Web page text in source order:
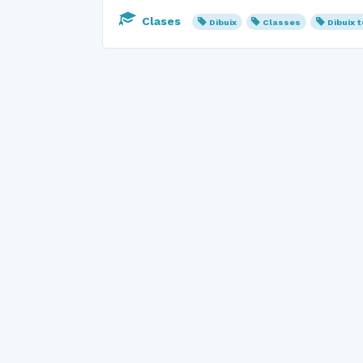
Clases Dibuix Classes Dibuix